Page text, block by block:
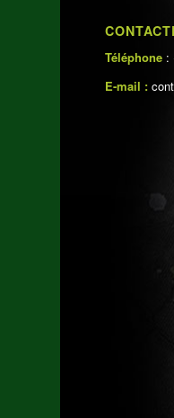
Téléphone :
E-mail :